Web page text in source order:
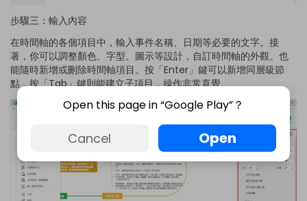
步驟三：輸入內容
在時間軸的各個項目中，輸入事件名稱、日期等必要的文字。接
著，你可以調整顏色、字型、圖示等設計，自訂時間軸的外觀。也
能隨時新增或刪除時間軸項目。按「Enter」鍵可以新增同層級節
點，按「Tab」鍵則能建立子項目，操作非常直覺。
Open this page in “Google Play”？
Cancel Open